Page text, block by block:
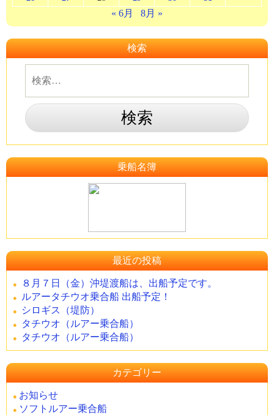
« 6月 8月 »
検索
乗船名簿
最近の投稿
８月７日（金）沖堤渡船は、出船予定です。
ルアータチウオ乗合船 出船予定！
シロギス（堤防）
タチウオ（ルアー乗合船）
タチウオ（ルアー乗合船）
カテゴリー
お知らせ
ソフトルアー乗合船